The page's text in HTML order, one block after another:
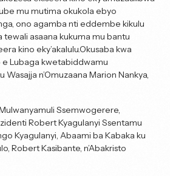
mu mutima okukola ebyo
ono agamba nti eddembe kikulu
tewali asaana kukuma mu bantu
kino eky’akalulu.Okusaba kwa
e Lubaga kwetabiddwamu
Wasajja n’Omuzaana Marion Nankya,
Ssemwogerere,
Robert Kyagulanyi Ssentamu
Kyagulanyi, Abaami ba Kabaka ku
Robert Kasibante, n’Abakristo